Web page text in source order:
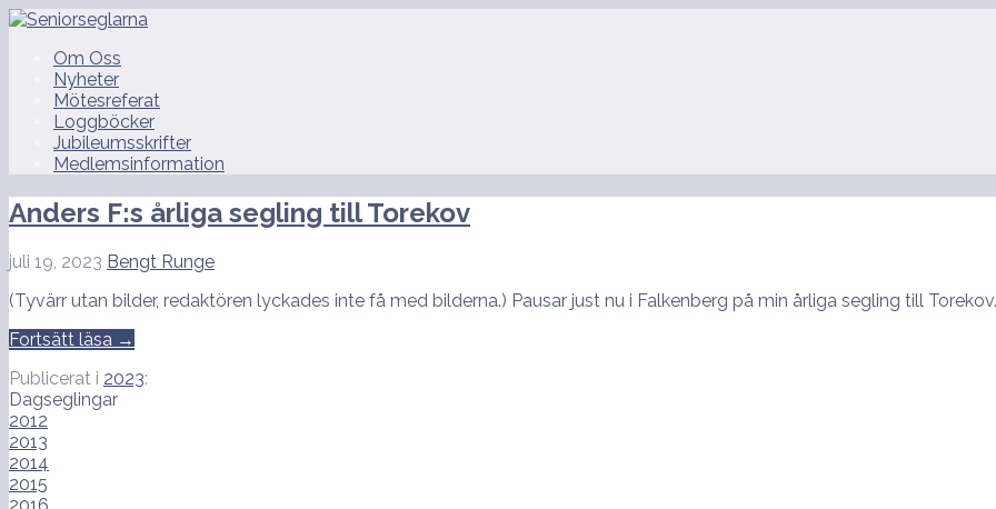
Hoppa
innehållOm Oss
Nyheter
Mötesreferat
Loggböcker
Jubileumsskrifter
Medlemsinformation
Anders F:s årliga segling till Torekov
juli 19, 2023 Bengt Runge
(Tyvärr utan bilder, redaktören lyckades inte få med bilderna.) Pausar just nu i Falkenberg på min årliga segling till
Fortsätt läsa →
Publicerat i 2023:
Dagseglingar
2012
2013
2014
2015